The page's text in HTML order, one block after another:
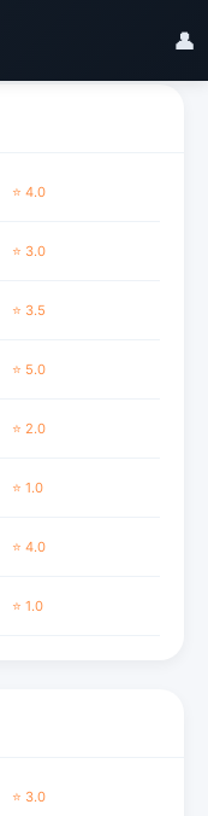
👤
⭐ 4.0
⭐ 3.0
⭐ 3.5
⭐ 5.0
⭐ 2.0
⭐ 1.0
⭐ 4.0
⭐ 1.0
⭐ 3.0